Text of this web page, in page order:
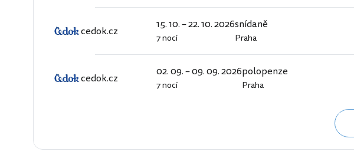
cedok.cz 15. 10. – 22. 10. 2026
7 nocí
snídaně
Praha
cedok.cz 02. 09. – 09. 09. 2026
7 nocí
polopenze
Praha